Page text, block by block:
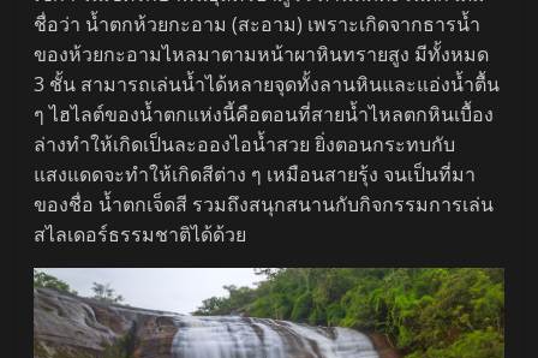
ชื่อว่า น้ำตกห้วยกะอาม (สะอาม) เพราะเกิดจากธารน้ำ
ของห้วยกะอามไหลมาตามหน้าผาหินทรายสูง มีทั้งหมด
3 ชั้น สามารถเล่นน้ำได้หลายจุดทั้งลานหินและแอ่งน้ำตื้น
ๆ ไฮไลต์ของน้ำตกแห่งนี้คือตอนที่สายน้ำไหลตกหินเบื้อง
ล่างทำให้เกิดเป็นละอองไอน้ำสวย ยิ่งตอนกระทบกับ
แสงแดดจะทำให้เกิดสีต่าง ๆ เหมือนสายรุ้ง จนเป็นที่มา
ของชื่อ น้ำตกเจ็ดสี รวมถึงสนุกสนานกับกิจกรรมการเล่น
สไลเดอร์ธรรมชาติได้ด้วย